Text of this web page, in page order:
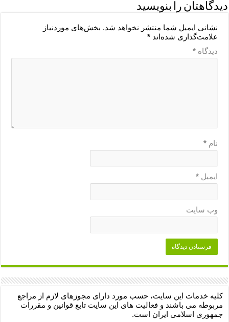
دیدگاهتان را بنویسید
نشانی ایمیل شما منتشر نخواهد شد. بخش‌های موردنیاز
علامت‌گذاری شده‌اند*
دیدگاه*
نام*
ایمیل*
وب‌ سایت
کلیه خدمات این سایت، حسب مورد دارای مجوزهای لازم از مراجع
مربوطه می باشند و فعالیت های این سایت تابع قوانین و مقررات
جمهوری اسلامی ایران است.